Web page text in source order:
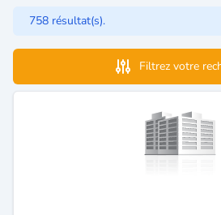
758 résultat(s).
Filtrez votre